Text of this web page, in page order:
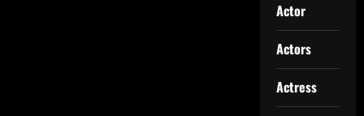
Actor
Actors
Actress